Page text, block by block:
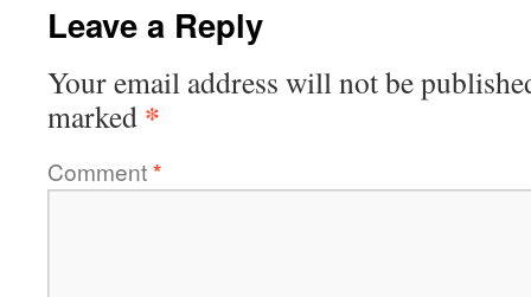
Leave a Reply
Your email address will not be
marked *
Comment*